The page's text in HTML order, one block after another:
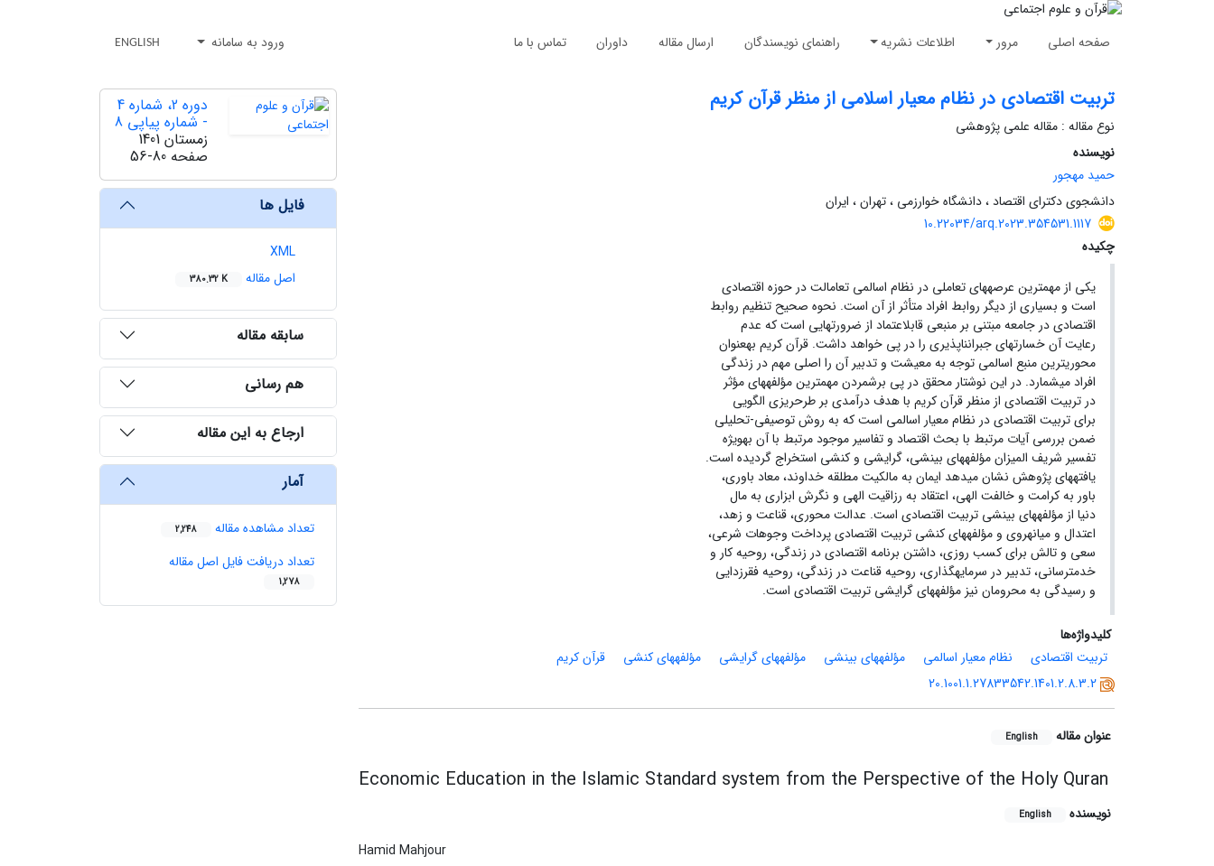
صفحه اصلی مرور اطلاعات نشریه راهنمای نویسندگان ارسال مقاله داوران تماس با ما ورود به سامانه ENGLISH
تربیت اقتصادی در نظام معیار اسلامی از منظر قرآن کریم
نوع مقاله : مقاله علمی پژوهشی
نویسنده
حمید مهجور
دانشجوی دکترای اقتصاد ، دانشگاه خوارزمی ، تهران ، ایران
10.22034/arq.2023.354531.1117
چکیده
یکی از مهمترین عرصههای تعاملی در نظام اسالمی تعامالت در حوزه اقتصادی
است و بسیاری از دیگر روابط افراد متأثر از آن است. نحوه صحیح تنظیم روابط
اقتصادی در جامعه مبتنی بر منبعی قابلاعتماد از ضرورتهایی است که عدم
رعایت آن خسارتهای جبرانناپذیری را در پی خواهد داشت. قرآن کریم بهعنوان
محوریترین منبع اسالمی توجه به معیشت و تدبیر آن را اصلی مهم در زندگی
افراد میشمارد. در این نوشتار محقق در پی برشمردن مهمترین مؤلفههای مؤثر
در تربیت اقتصادی از منظر قرآن کریم با هدف درآمدی بر طرحریزی الگویی
برای تربیت اقتصادی در نظام معیار اسالمی است که به روش توصیفی-تحلیلی
ضمن بررسی آیات مرتبط با بحث اقتصاد و تفاسیر موجود مرتبط با آن بهویژه
تفسیر شریف المیزان مؤلفههای بینشی، گرایشی و کنشی استخراج گردیده است.
یافتههای پژوهش نشان میدهد ایمان به مالکیت مطلقه خداوند، معاد باوری،
باور به کرامت و خالفت الهی، اعتقاد به رزاقیت الهی و نگرش ابزاری به مال
دنیا از مؤلفههای بینشی تربیت اقتصادی است. عدالت محوری، قناعت و زهد،
اعتدال و میانهروی و مؤلفههای کنشی تربیت اقتصادی پرداخت وجوهات شرعی،
سعی و تالش برای کسب روزی، داشتن برنامه اقتصادی در زندگی، روحیه کار و
خدمترسانی، تدبیر در سرمایهگذاری، روحیه قناعت در زندگی، روحیه فقرزدایی
و رسیدگی به محرومان نیز مؤلفههای گرایشی تربیت اقتصادی است.
کلیدواژه‌ها
تربیت اقتصادی
نظام معیار اسالمی مؤلفههای بینشی مؤلفههای گرایشی مؤلفههای کنشی
قرآن کریم
20.1001.1.27833542.1401.2.8.3.2
عنوان مقاله English
Economic Education in the Islamic Standard system from the Perspective of the Holy Quran
نویسنده English
Hamid Mahjour
دوره 2، شماره 4
- شماره پیاپی 8
زمستان 1401
صفحه56-80
فایل ها
XML
اصل مقاله
380.32 K
سابقه مقاله
هم رسانی
ارجاع به این مقاله
آمار
تعداد مشاهده مقاله 2,248
تعداد دریافت فایل اصل مقاله
1,278